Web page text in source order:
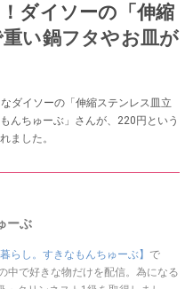
ダイソーの「伸縮
い鍋フタやお皿が
ダイソーの「伸縮ステンレス皿立
んちゅーぶ」さんが、220円という
ました。
ーぶ
暮らし。すきなもんちゅーぶ】 で
中で好きな物だけを配信。為になる